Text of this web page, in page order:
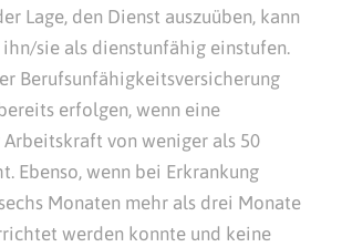
Lage, den Dienst auszuüben, kann
sie als dienstunfähig einstufen.
Berufsunfähigkeitsversicherung
erfolgen, wenn eine
von weniger als 50
Ebenso, wenn bei Erkrankung
Monaten mehr als drei Monate
werden konnte und keine